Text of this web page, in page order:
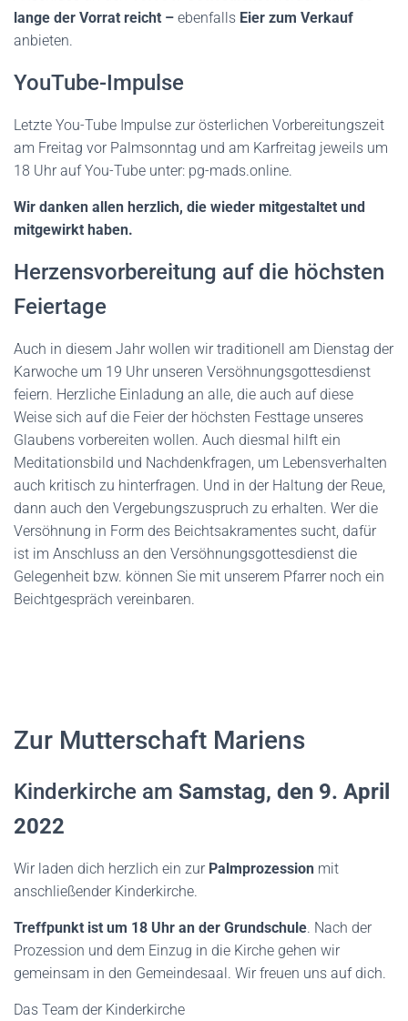
lange der Vorrat reicht – ebenfalls Eier zum Verkauf
anbieten.
YouTube-Impulse
Letzte You-Tube Impulse zur österlichen Vorbereitungszeit
am Freitag vor Palmsonntag und am Karfreitag jeweils um
18 Uhr auf You-Tube unter: pg-mads.online.
Wir danken allen herzlich, die wieder mitgestaltet und
mitgewirkt haben.
Herzensvorbereitung auf die höchsten
Feiertage
Auch in diesem Jahr wollen wir traditionell am Dienstag der
Karwoche um 19 Uhr unseren Versöhnungsgottesdienst
feiern. Herzliche Einladung an alle, die auch auf diese
Weise sich auf die Feier der höchsten Festtage unseres
Glaubens vorbereiten wollen. Auch diesmal hilft ein
Meditationsbild und Nachdenkfragen, um Lebensverhalten
auch kritisch zu hinterfragen. Und in der Haltung der Reue,
dann auch den Vergebungszuspruch zu erhalten. Wer die
Versöhnung in Form des Beichtsakramentes sucht, dafür
ist im Anschluss an den Versöhnungsgottesdienst die
Gelegenheit bzw. können Sie mit unserem Pfarrer noch ein
Beichtgespräch vereinbaren.
Zur Mutterschaft Mariens
Kinderkirche am Samstag, den 9. April
2022
Wir laden dich herzlich ein zur Palmprozession mit
anschließender Kinderkirche.
Treffpunkt ist um 18 Uhr an der Grundschule. Nach der
Prozession und dem Einzug in die Kirche gehen wir
gemeinsam in den Gemeindesaal. Wir freuen uns auf dich.
Das Team der Kinderkirche